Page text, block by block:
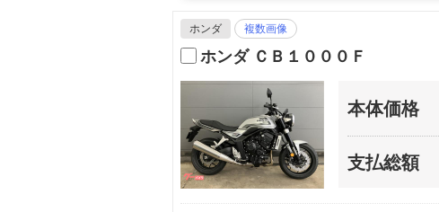
ホンダ 複数画像
ホンダ ＣＢ１０００Ｆ
本体価格
支払総額